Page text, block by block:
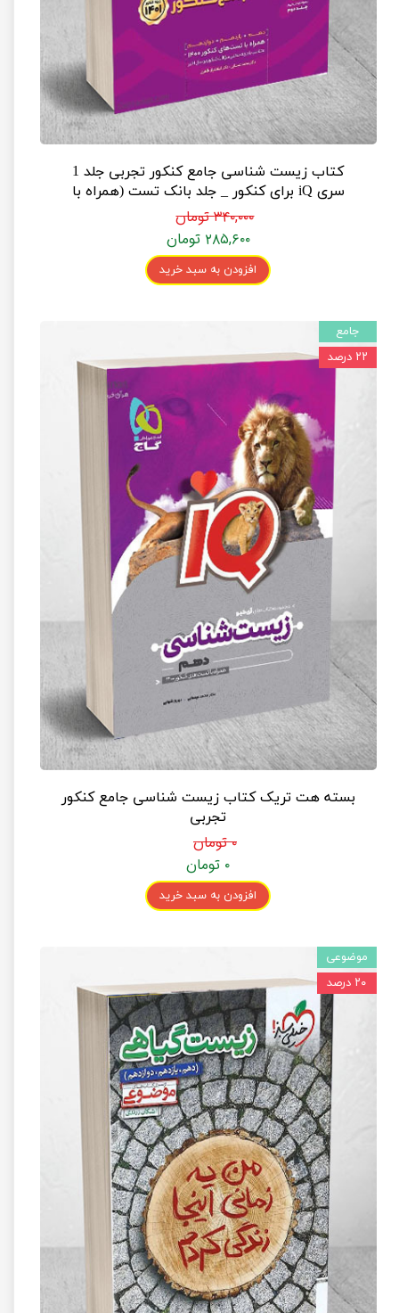
کتاب زیست شناسی جامع کنکور تجربی جلد 1
سری iQ برای کنکور _ جلد بانک تست (همراه با
پاسخ‌نامه کلیدی)
۳۴۰,۰۰۰ تومان
۲۸۵,۶۰۰ تومان
افزودن به سبد خرید
بسته هت تریک کتاب زیست شناسی جامع کنکور
تجربی
۰ تومان
۰ تومان
افزودن به سبد خرید
جامع
۲۲ درصد
موضوعی
۲۰ درصد